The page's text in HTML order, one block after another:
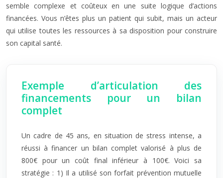
semble complexe et coûteux en une suite logique d’actions
financées. Vous n’êtes plus un patient qui subit, mais un acteur
qui utilise toutes les ressources à sa disposition pour construire
son capital santé.
Exemple d’articulation des
financements pour un bilan
complet
Un cadre de 45 ans, en situation de stress intense, a
réussi à financer un bilan complet valorisé à plus de
800€ pour un coût final inférieur à 100€. Voici sa
stratégie : 1) Il a utilisé son forfait prévention mutuelle